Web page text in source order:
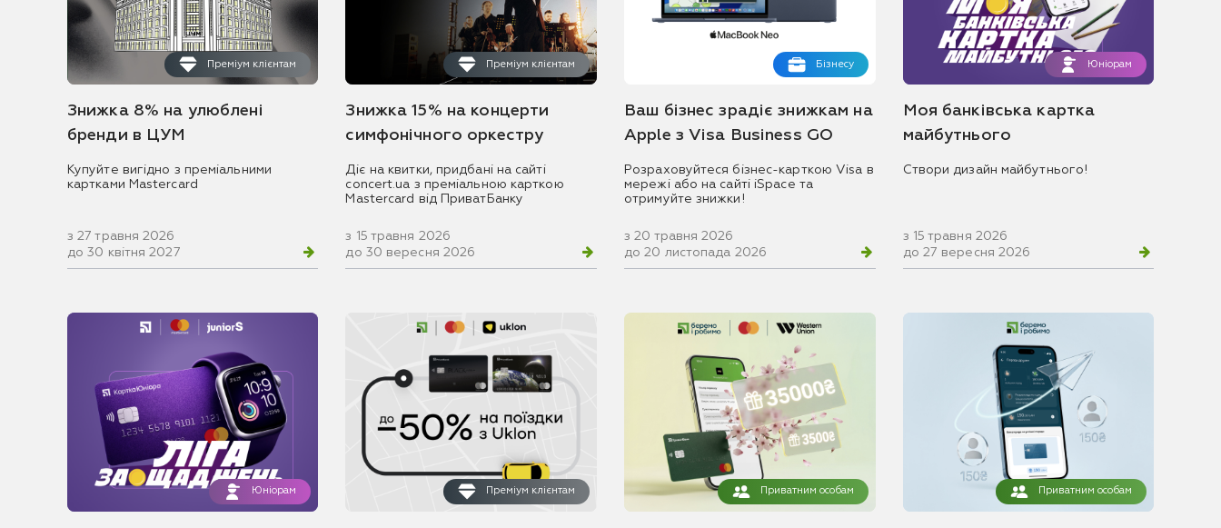
Преміум клієнтам
Знижка 8% на улюблені
бренди в ЦУМ
Купуйте вигідно з преміальними
картками Mastercard
з 27 травня 2026
до 30 квітня 2027
Преміум клієнтам
Знижка 15% на концерти
симфонічного оркестру
Діє на квитки, придбані на сайті
concert.ua з преміальною карткою
Mastercard від ПриватБанку
з 15 травня 2026
до 30 вересня 2026
Бізнесу
Ваш бізнес зрадіє знижкам на
Apple з Visa Business GO
Розраховуйтеся бізнес-карткою Visa в
мережі або на сайті iSpace та
отримуйте знижки!
з 20 травня 2026
до 20 листопада 2026
Юніорам
Моя банківська картка
майбутнього
Створи дизайн майбутнього!
з 15 травня 2026
до 27 вересня 2026
Юніорам Преміум клієнтам Приватним особам Приватним особам